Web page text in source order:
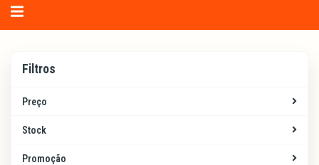
Alternar
Filtros
Preço
Stock
Promoção